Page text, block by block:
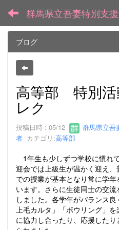
群馬県立吾妻特別支
ブログ
高等部 特別
レク
投稿日時 : 05/12
群馬県立吾
者 カテゴリ:高等部
1年生も少しずつ学校に慣れ
迎会では上級生が温かく迎え
での授業が基本となり常に学
います。さらに生徒同士の交
しました。各学年がバランス
上毛カルタ」「ボウリング」
に協力し合ったり、応援した